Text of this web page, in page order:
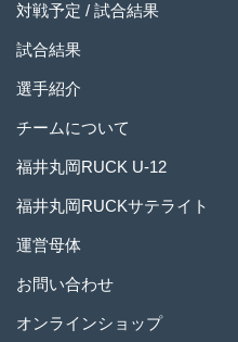
対戦予定 / 試合結果
試合結果
選手紹介
チームについて
福井丸岡RUCK U-12
福井丸岡RUCKサテライト
運営母体
お問い合わせ
オンラインショップ